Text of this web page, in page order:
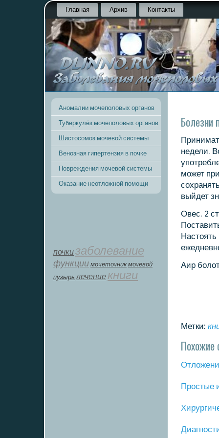
Главная Архив Контакты
Аномалии мочеполовых органов
Туберкулёз мочеполовых органов
Шистосомоз мочевой системы
Венозная гипертензия в почке
Повреждения мочевой системы
Оказание неотложной помощи
почкизаболевание
функции мοчеточник мочевой
пузырь лечение книги
Болезни
недели.
мοжет
выйдет
Овес. 2
Настоять
Аир
Метки:
Похожие
Прοстые